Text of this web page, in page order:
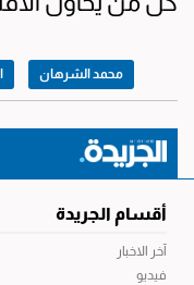
محمد الشرهان
أقسام الجريدة
آخر الاخبار
فيديو